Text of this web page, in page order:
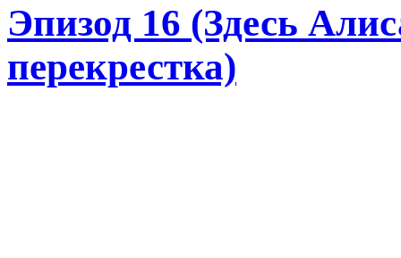
Эпизод 16 (Здесь
перекрестка)